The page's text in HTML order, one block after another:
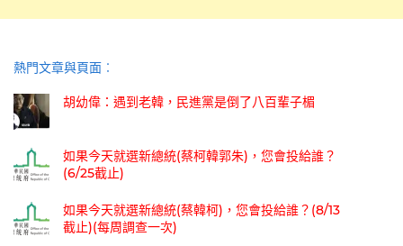
熱門文章與頁面︰
胡幼偉：遇到老韓，民進黨是倒了八百輩子楣
如果今天就選新總統(蔡柯韓郭朱)，您會投給誰？
(6/25截止)
如果今天就選新總統(蔡韓柯)，您會投給誰？(8/13
截止)(每周調查一次)